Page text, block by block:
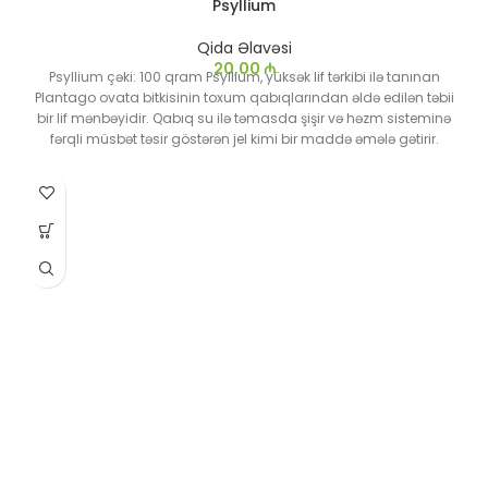
Psyllium
Qida Əlavəsi
20,00 ₼
Psyllium çəki: 100 qram Psyllium, yüksək lif tərkibi ilə tanınan
Plantago ovata bitkisinin toxum qabıqlarından əldə edilən təbii
bir lif mənbəyidir. Qabıq su ilə təmasda şişir və həzm sisteminə
fərqli müsbət təsir göstərən jel kimi bir maddə əmələ gətirir.